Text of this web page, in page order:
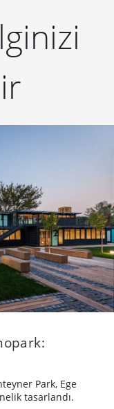
Park, Ege
tasarlandı.